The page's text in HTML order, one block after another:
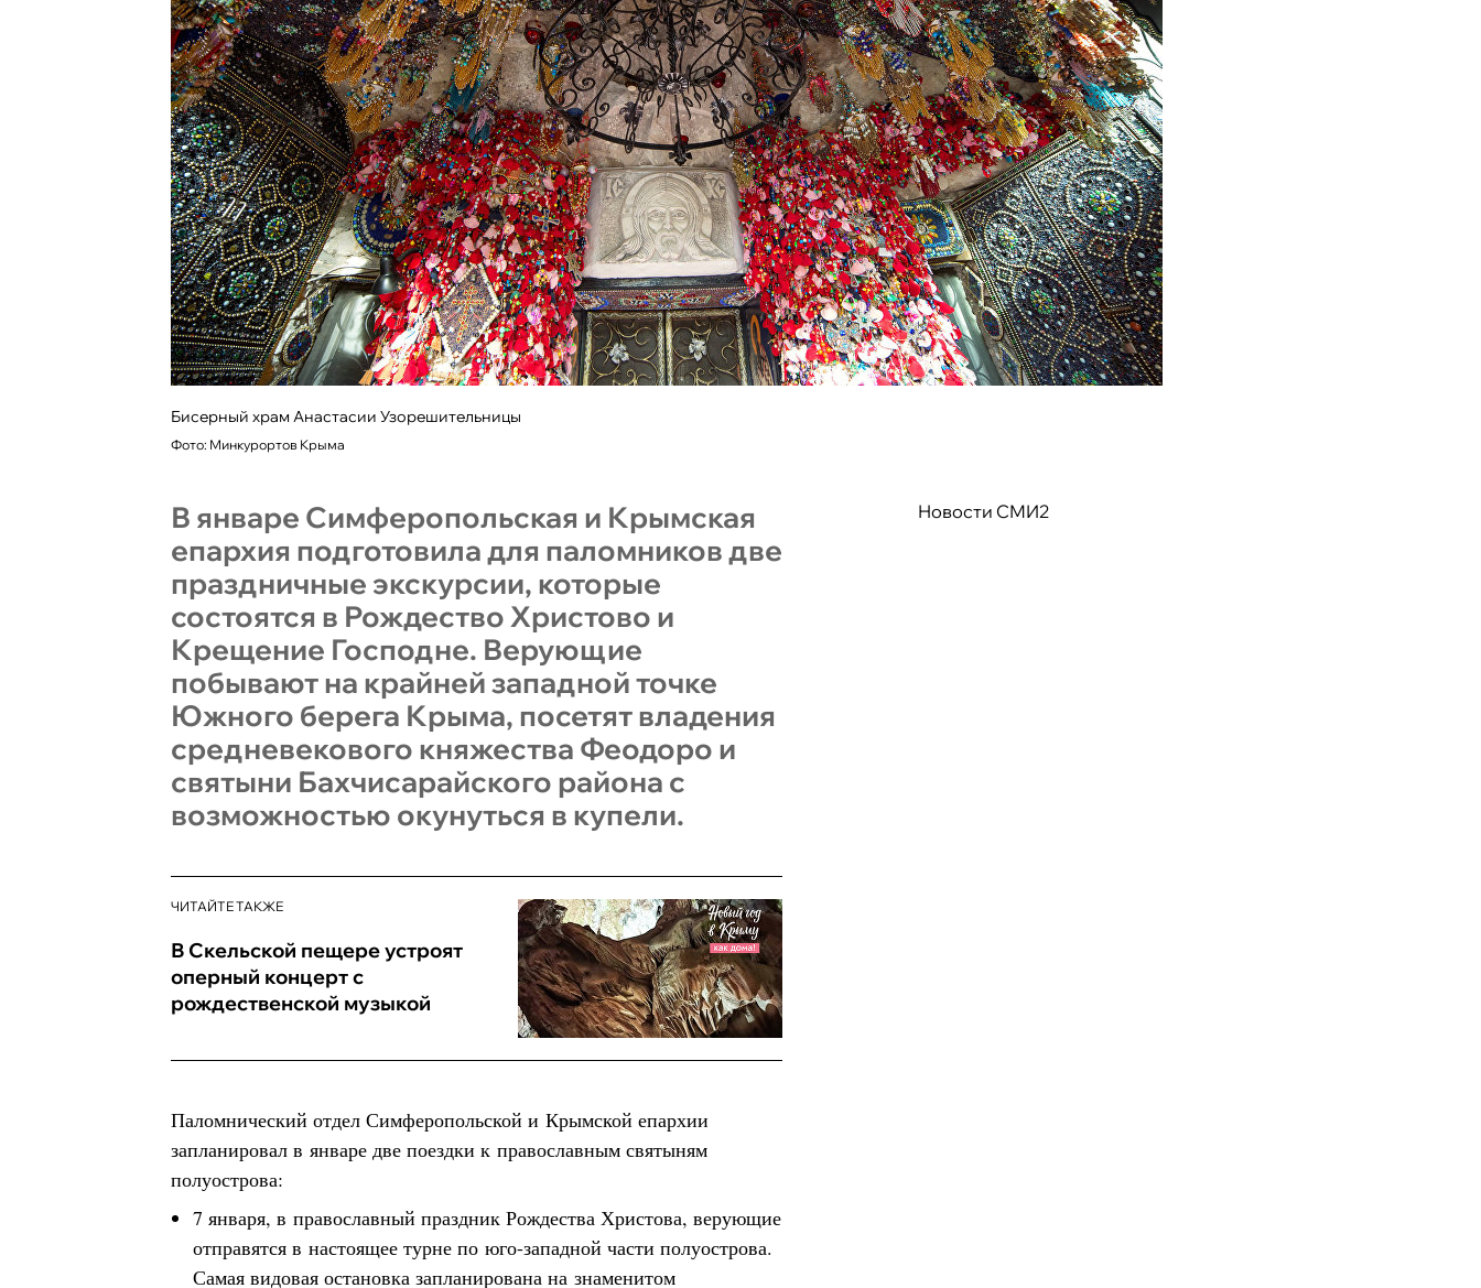
Бисерный храм Анастасии Узорешительницы
Фото: Минкурортов Крыма
Новости СМИ2
В январе Симферопольская и Крымская
епархия подготовила для паломников две
праздничные экскурсии, которые
состоятся в Рождество Христово и
Крещение Господне. Верующие
побывают на крайней западной точке
Южного берега Крыма, посетят владения
средневекового княжества Феодоро и
святыни Бахчисарайского района с
возможностью окунуться в купели.
ЧИТАЙТЕ ТАКЖЕ
В Скельской пещере устроят
оперный концерт с
рождественской музыкой
Паломнический отдел Симферопольской и Крымской епархии
запланировал в январе две поездки к православным святыням
полуострова:
7 января, в православный праздник Рождества Христова, верующие
отправятся в настоящее турне по юго-западной части полуострова.
Самая видовая остановка запланирована на знаменитом